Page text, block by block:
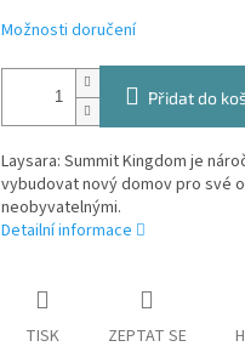
Možnosti doručení
Přidat do
Laysara: Summit Kingdom je
vybudovat nový domov pro své
neobyvatelnými.
Detailní informace
TISK ZEPTAT SE